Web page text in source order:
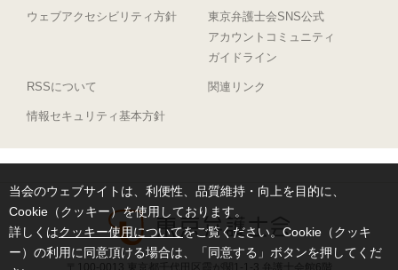
当会のウェブサイトは、利便性、品質維持・向上を目的に、
Cookie（クッキー）を使用しております。
詳しくはクッキー使用についてをご覧ください。Cookie（クッキ
ー）の利用に同意頂ける場合は、「同意する」ボタンを押してくだ
ウェブアクセシビリティ方針
東京弁護士会SNS公式
アカウントコミュニティ
ガイドライン
RSSについて 関連リンク
情報セキュリティ基本方針